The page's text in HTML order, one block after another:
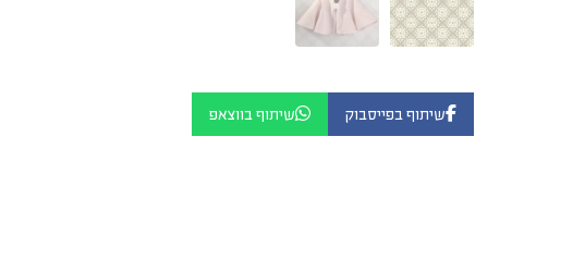
שיתוף בפייסבוק שיתוף בווצאפ